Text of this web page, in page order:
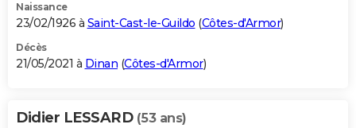
Naissance
23/02/1926 à Saint-Cast-le-Guildo (Côtes-d'Armor)
Décès
21/05/2021 à Dinan (Côtes-d'Armor)
Didier LESSARD (53 ans)